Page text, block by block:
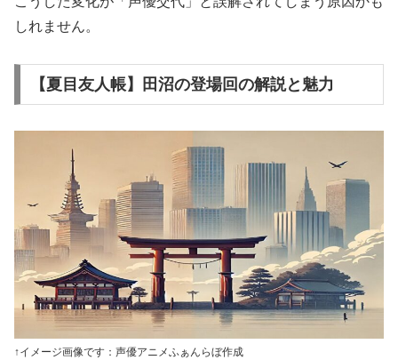
しれません。
【夏目友人帳】田沼の登場回の解説と魅力
↑イメージ画像です：声優アニメふぁんらぼ作成